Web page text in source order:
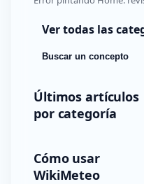
Ver todas las
Buscar un concepto
Últimos artículos
por categoría
Cómo usar
WikiMeteo